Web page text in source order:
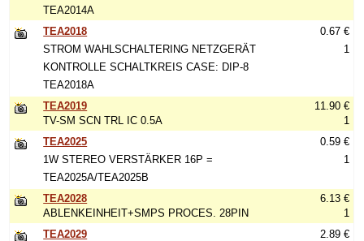
TEA2014A
TEA2018
STROM WAHLSCHALTERING NETZGERÄT
KONTROLLE SCHALTKREIS CASE: DIP-8
TEA2018A
0.67 €
1
TEA2019
TV-SM SCN TRL IC 0.5A
11.90 €
1
TEA2025
1W STEREO VERSTÄRKER 16P =
TEA2025A/TEA2025B
0.59 €
1
TEA2028
ABLENKEINHEIT+SMPS PROCES. 28PIN
6.13 €
1
TEA2029
2.89 €